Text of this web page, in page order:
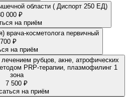
области ( Диспорт 250 ЕД)
000 ₽
на приём
врача-косметолога первичный
₽
на приём
рубцов, акне, атрофических
PRP-терапии, плазмофилинг 1
зона
7 500 ₽
на приём